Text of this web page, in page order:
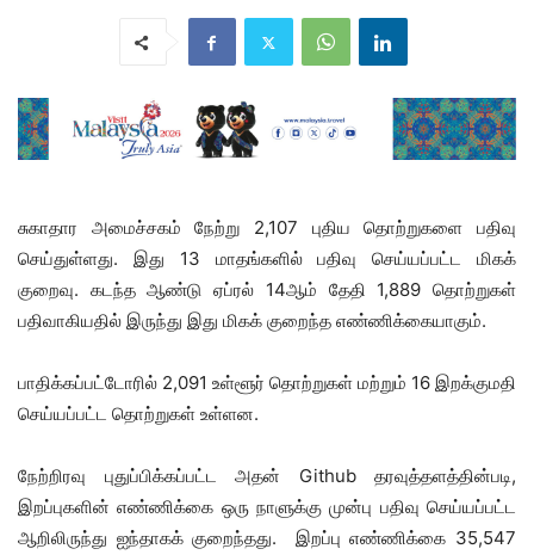
சுகாதார அமைச்சகம் நேற்று 2,107 புதிய தொற்றுகளை பதிவு
செய்துள்ளது. இது 13 மாதங்களில் பதிவு செய்யப்பட்ட மிகக்
குறைவு. கடந்த ஆண்டு ஏப்ரல் 14ஆம் தேதி 1,889 தொற்றுகள்
பதிவாகியதில் இருந்து இது மிகக் குறைந்த எண்ணிக்கையாகும்.
பாதிக்கப்பட்டோரில் 2,091 உள்ளூர் தொற்றுகள் மற்றும் 16 இறக்குமதி
செய்யப்பட்ட தொற்றுகள் உள்ளன.
நேற்றிரவு புதுப்பிக்கப்பட்ட அதன் Github தரவுத்தளத்தின்படி,
இறப்புகளின் எண்ணிக்கை ஒரு நாளுக்கு முன்பு பதிவு செய்யப்பட்ட
ஆறிலிருந்து ஐந்தாகக் குறைந்தது. இறப்பு எண்ணிக்கை 35,547